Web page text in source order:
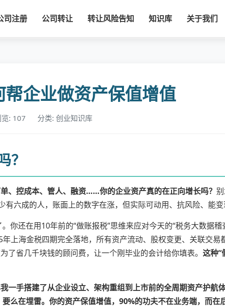
司注册 公司转让 转让风险告知 知识库 关于我们
企业做资产保值增值
览: 107 分类: 创业知识库
？
、控成本、管人、融资……你的企业资产真的在正向增长吗？
六成的人，账面上的数字在涨，但实际可动用、抗风险、能变
你还在用10年前的“做账报税”思维来应对今天的“税务大数据稽
上海金税四期完全落地，所有资产流动、股权变更、关联交
省几千块钱的顾问费，让一个刚毕业的会计给你填表。 这种“
一手搭建了从企业设立、架构重组到上市前的全周期资产护航
么在埋雷。 你的资产保值增值，90%的功夫不在业务端，而在